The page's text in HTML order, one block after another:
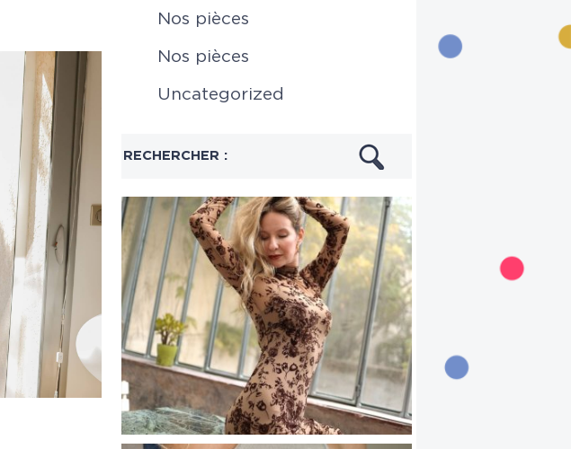
Nos pièces
Nos pièces
Uncategorized